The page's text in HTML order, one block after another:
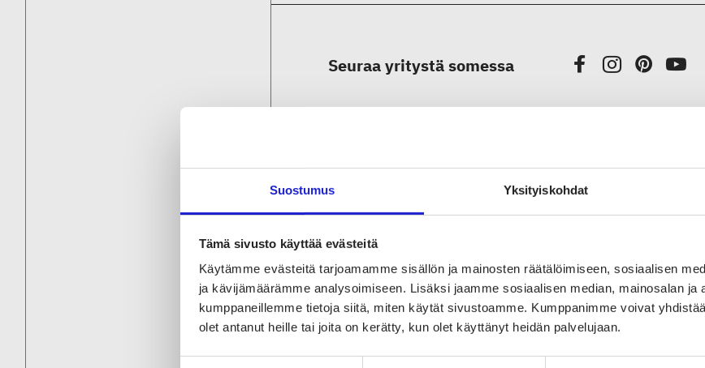
Suostumus Yksityiskohdat
Tämä sivusto käyttää evästeitä
Käytämme evästeitä tarjoamamme sisällön ja mainosten räätälöimiseen, sosiaalisen
ja kävijämäärämme analysoimiseen. Lisäksi jaamme sosiaalisen median, mainosalan ja
kumppaneillemme tietoja siitä, miten käytät sivustoamme. Kumppanimme voivat
olet antanut heille tai joita on kerätty, kun olet käyttänyt heidän palvelujaan.
Seuraa yritystä somessa
Inkuri
Finarte